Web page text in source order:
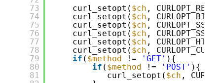
73
74
75
76
77
78
79
80
81
curl_setopt( $ch ,
curl_setopt( $ch ,
curl_setopt( $ch ,
curl_setopt( $ch ,
curl_setopt( $ch ,
curl_setopt( $ch ,
if ( $method != 'GET' ){
if ( $method != 'POST' ){
curl_setopt( $ch ,